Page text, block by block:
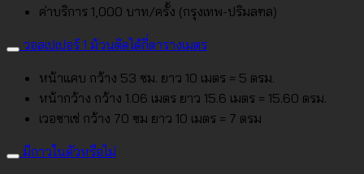
ค่าบริการ 1,000 บาท/ครั้ง (กรุงเทพ-ปริมลฑล)
วอลเปเปอร์ 1 ม้วนติดได้กี่ตารางเมตร
หน้าแคบ กว้าง 53 ซม. ยาว 10 เมตร = 5 ตรม.
หน้ากว้าง กว้าง 1.06 เมตร ยาว 15.6 เมตร = 15.60 ตรม.
เวอซาเช่ กว้าง 70 ซม ยาว 10 เมตร = 7 ตรม
มีกาวในตัวหรือไม่